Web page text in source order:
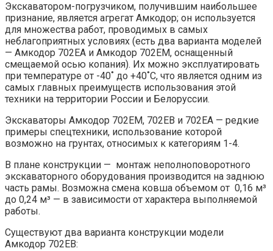
Экскаватором-погрузчиком, получившим наибольшее
признание, является агрегат Амкодор; он используется
для множества работ, проводимых в самых
неблагоприятных условиях (есть два варианта моделей
— Амкодор 702ЕА и Амкодор 702ЕМ, оснащенный
смещаемой осью копания). Их можно эксплуатировать
при температуре от -40˚ до +40˚С, что является одним из
самых главных преимуществ использования этой
техники на территории России и Белоруссии.
Экскаваторы Амкодор 702ЕМ, 702ЕВ и 702ЕА — редкие
примеры спецтехники, использование которой
возможно на грунтах, относимых к категориям 1-4.
В плане конструкции — монтаж неполноповоротного
экскаваторного оборудования производится на заднюю
часть рамы. Возможна смена ковша объемом от 0,16 м³
до 0,24 м³ — в зависимости от характера выполняемой
работы.
Существуют два варианта конструкции модели
Амкодор 702ЕВ: